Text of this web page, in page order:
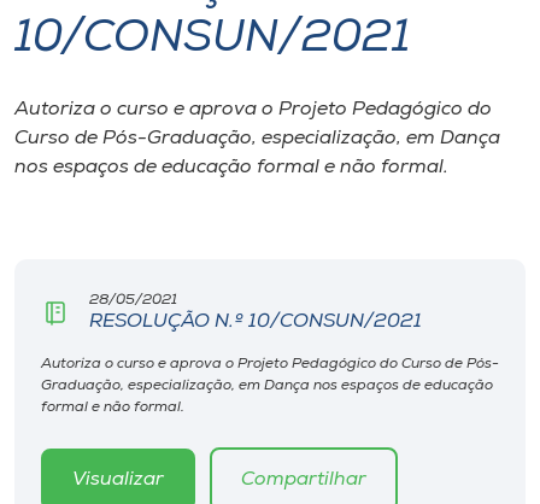
I.nova
Diplomados
Editora
Rádio
10/CONSUN/2021
Autoriza o curso e aprova o Projeto Pedagógico do
Curso de Pós-Graduação, especialização, em Dança
nos espaços de educação formal e não formal.
28/05/2021
RESOLUÇÃO N.º 10/CONSUN/2021
Autoriza o curso e aprova o Projeto Pedagógico do Curso de Pós-
Graduação, especialização, em Dança nos espaços de educação
formal e não formal.
Visualizar Compartilhar